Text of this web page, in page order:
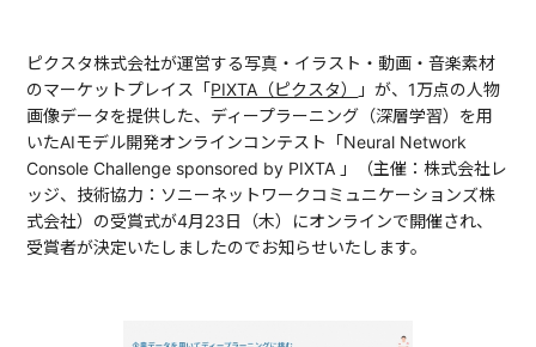
ピクスタ株式会社が運営する写真・イラスト・動画・音楽素材
のマーケットプレイス「PIXTA（ピクスタ）
」が、1万点の人物
画像データを提供した、ディープラーニング（深層学習）を用
いたAIモデル開発オンラインコンテスト「Neural Network
Console Challenge sponsored by PIXTA 」（主催：株式会社レ
ッジ、技術協力：ソニーネットワークコミュニケーションズ株
式会社）の受賞式が4月23日（木）にオンラインで開催され、
受賞者が決定いたしましたのでお知らせいたします。